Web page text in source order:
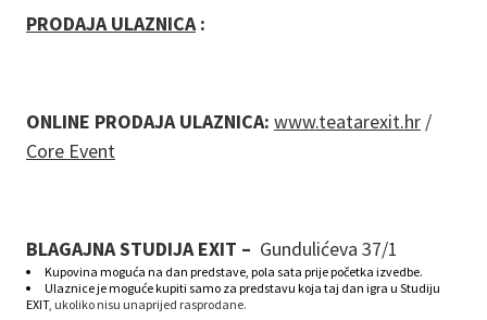
PRODAJA ULAZNICA:
ONLINE PRODAJA ULAZNICA: www.teatarexit.hr /
Core Event
BLAGAJNA STUDIJA EXIT – Gundulićeva 37/1
Kupovina moguća na dan predstave, pola sata prije početka izvedbe.
Ulaznice je moguće kupiti samo za predstavu koja taj dan igra u Studiju
EXIT, ukoliko nisu unaprijed rasprodane.